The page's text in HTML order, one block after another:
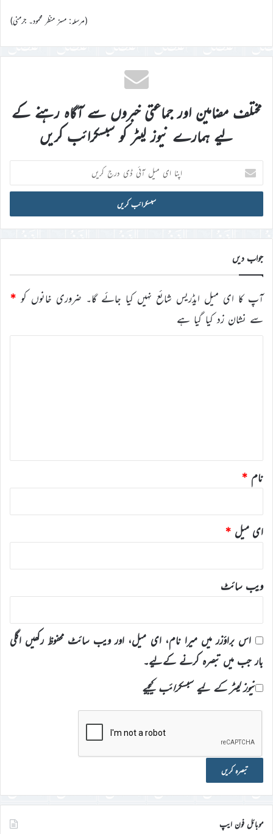
(مرسلہ: مسز منظر محمود۔ جرمنی)
مختلف مضامین اور جماعتی خبروں سے آگاہ رہنے کے
لیے ہمارے نیوز لیٹر کو سبسکرائب کریں
اپنا
ای
میل
ڈی
درج
کریں
جواب دیں
آپ کا ای میل ایڈریس شائع نہیں کیا جائے گا۔ ضروری خانوں کو *
سے نشان زد کیا گیا ہے
نام *
ای میل *
ویب‌ سائٹ
اس براؤزر میں میرا نام، ای میل، اور ویب سائٹ محفوظ رکھیں اگلی
بار جب میں تبصرہ کرنے کےلیے۔
نیوز لیٹر کے لیے سبسکرائب کیجیے
موبائل فون ایپ